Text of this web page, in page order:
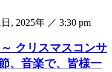
, 2025年 ／ 3:30 pm
クリスマスコンサ
、音楽で、皆様一